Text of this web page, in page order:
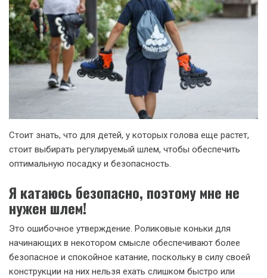
Стоит знать, что для детей, у которых голова еще растет,
стоит выбирать регулируемый шлем, чтобы обеспечить
оптимальную посадку и безопасность.
Я катаюсь безопасно, поэтому мне не
нужен шлем!
Это ошибочное утверждение. Роликовые коньки для
начинающих в некотором смысле обеспечивают более
безопасное и спокойное катание, поскольку в силу своей
конструкции на них нельзя ехать слишком быстро или